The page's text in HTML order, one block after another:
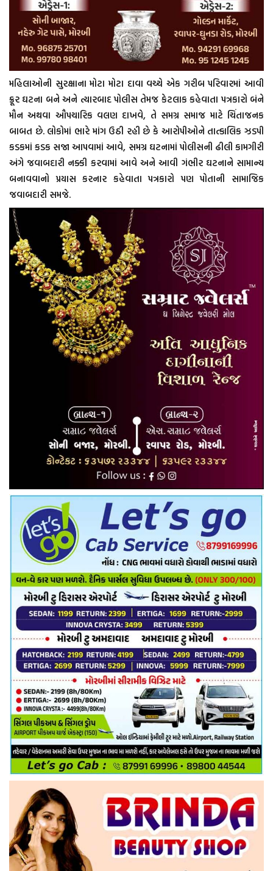
મહિલાઓની સુરક્ષાના મોટા મોટા દાવા વચ્ચે એક ગરીબ પરિવારમાં આવી
ક્રૂર ઘટના બને અને ત્યારબાદ પોલીસ તેમજ કેટલાક કહેવાતા પત્રકારો બંને
મૌન અથવા ઔપચારિક વલણ દાખવે, તે સમગ્ર સમાજ માટે ચિંતાજનક
બાબત છે. લોકોમાં ભારે માંગ ઉઠી રહી છે કે આરોપીઓને તાત્કાલિક ઝડપી
કડકમાં કડક સજા આપવામાં આવે, સમગ્ર ઘટનામાં પોલીસની ઢીલી કામગીરી
અંગે જવાબદારી નક્કી કરવામાં આવે અને આવી ગંભીર ઘટનાને સામાન્ય
બનાવવાનો પ્રયાસ કરનાર કહેવાતા પત્રકારો પણ પોતાની સામાજિક
જવાબદારી સમજે.